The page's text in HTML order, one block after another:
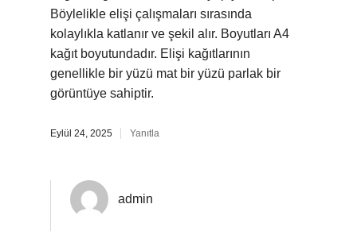
Böylelikle elişi çalışmaları sırasında
kolaylıkla katlanır ve şekil alır. Boyutları A4
kağıt boyutundadır. Elişi kağıtlarının
genellikle bir yüzü mat bir yüzü parlak bir
görüntüye sahiptir.
Eylül 24, 2025 Yanıtla
admin